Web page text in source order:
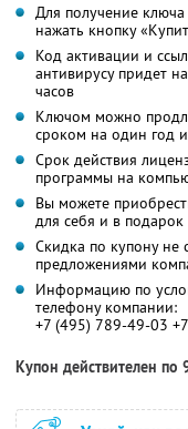
Для получение
нажать кнопку
Код активации и
антивирусу придет
часов
Ключом можно
сроком на один год
Срок действия
программы на
Вы можете
для себя и в подарок
Скидка по купону не
предложениями
Информацию по
телефону компании:
+7 (495) 789-49-03
Купон действителен по